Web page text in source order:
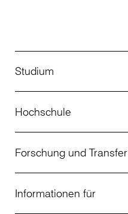
Studium
Studienangebot
Bewerbung
Studienberatung
Hochschule
Über uns
Aktuelles
Forschung und Transfer
Projekte
Informationen für